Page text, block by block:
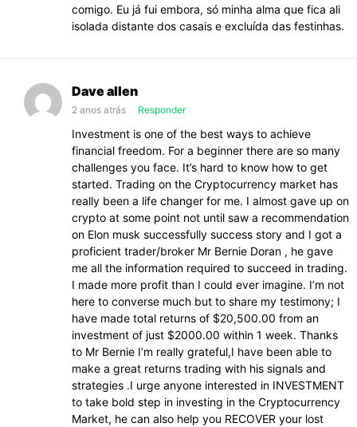
comigo. Eu já fui embora, só minha alma que fica ali
isolada distante dos casais e excluída das festinhas.
Dave allen
2 anos atrás Responder
Investment is one of the best ways to achieve
financial freedom. For a beginner there are so many
challenges you face. It’s hard to know how to get
started. Trading on the Cryptocurrency market has
really been a life changer for me. I almost gave up on
crypto at some point not until saw a recommendation
on Elon musk successfully success story and I got a
proficient trader/broker Mr Bernie Doran , he gave
me all the information required to succeed in trading.
I made more profit than I could ever imagine. I’m not
here to converse much but to share my testimony; I
have made total returns of $20,500.00 from an
investment of just $2000.00 within 1 week. Thanks
to Mr Bernie I’m really grateful,I have been able to
make a great returns trading with his signals and
strategies .I urge anyone interested in INVESTMENT
to take bold step in investing in the Cryptocurrency
Market, he can also help you RECOVER your lost